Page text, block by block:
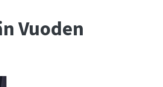
Vuoden